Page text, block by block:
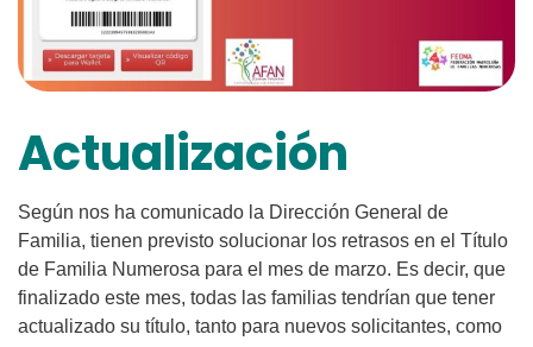
Actualización
Según nos ha comunicado la Dirección General de
Familia, tienen previsto solucionar los retrasos en el Título
de Familia Numerosa para el mes de marzo. Es decir, que
finalizado este mes, todas las familias tendrían que tener
actualizado su título, tanto para nuevos solicitantes, como